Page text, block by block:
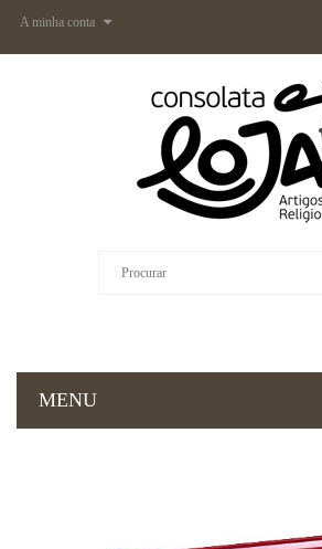
A minha conta
MENU